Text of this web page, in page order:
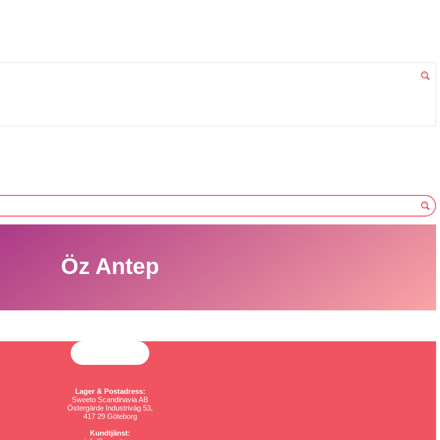
Öz Antep
Lager & Postadress:
Sweeto Scandinavia AB
Östergärde Industriväg 53,
417 29 Göteborg
Kundtjänst: